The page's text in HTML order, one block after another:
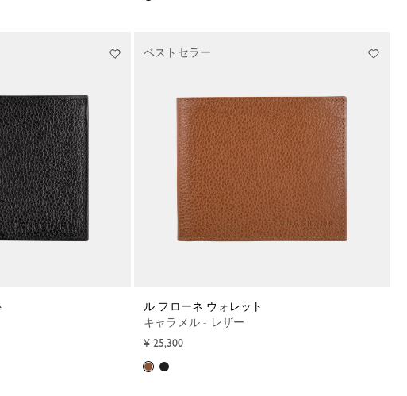
ル フローネ ウォレット
キャラメル - レザー
¥ 25,300
ベストセラー